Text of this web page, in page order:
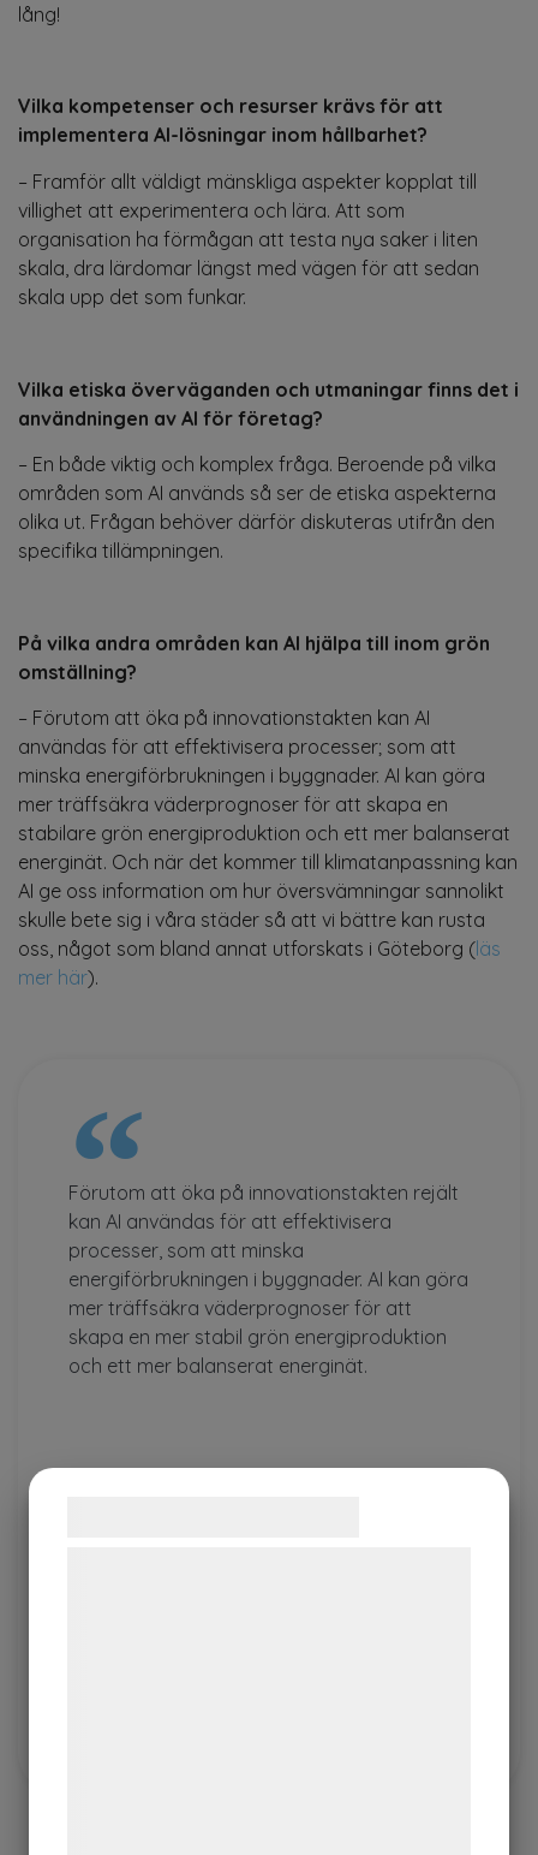
lång!
Vilka kompetenser och resurser krävs för att
implementera AI-lösningar inom hållbarhet?
– Framför allt väldigt mänskliga aspekter kopplat till
villighet att experimentera och lära. Att som
organisation ha förmågan att testa nya saker i liten
skala, dra lärdomar längst med vägen för att sedan
skala upp det som funkar.
Vilka etiska överväganden och utmaningar finns det i
användningen av AI för företag?
– En både viktig och komplex fråga. Beroende på vilka
områden som AI används så ser de etiska aspekterna
olika ut. Frågan behöver därför diskuteras utifrån den
specifika tillämpningen.
På vilka andra områden kan AI hjälpa till inom grön
omställning?
– Förutom att öka på innovationstakten kan AI
användas för att effektivisera processer; som att
minska energiförbrukningen i byggnader. AI kan göra
mer träffsäkra väderprognoser för att skapa en
stabilare grön energiproduktion och ett mer balanserat
energinät. Och när det kommer till klimatanpassning kan
AI ge oss information om hur översvämningar sannolikt
skulle bete sig i våra städer så att vi bättre kan rusta
oss, något som bland annat utforskats i Göteborg ( läs
mer här).
Förutom att öka på innovationstakten rejält
kan AI användas för att effektivisera
processer, som att minska
energiförbrukningen i byggnader. AI kan göra
mer träffsäkra väderprognoser för att
skapa en mer stabil grön energiproduktion
och ett mer balanserat energinät.